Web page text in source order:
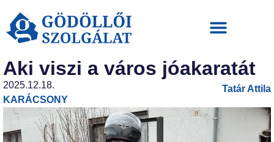
Aki viszi a város jóakaratát
2025.12.18.
KARÁCSONY
Tatár Attila